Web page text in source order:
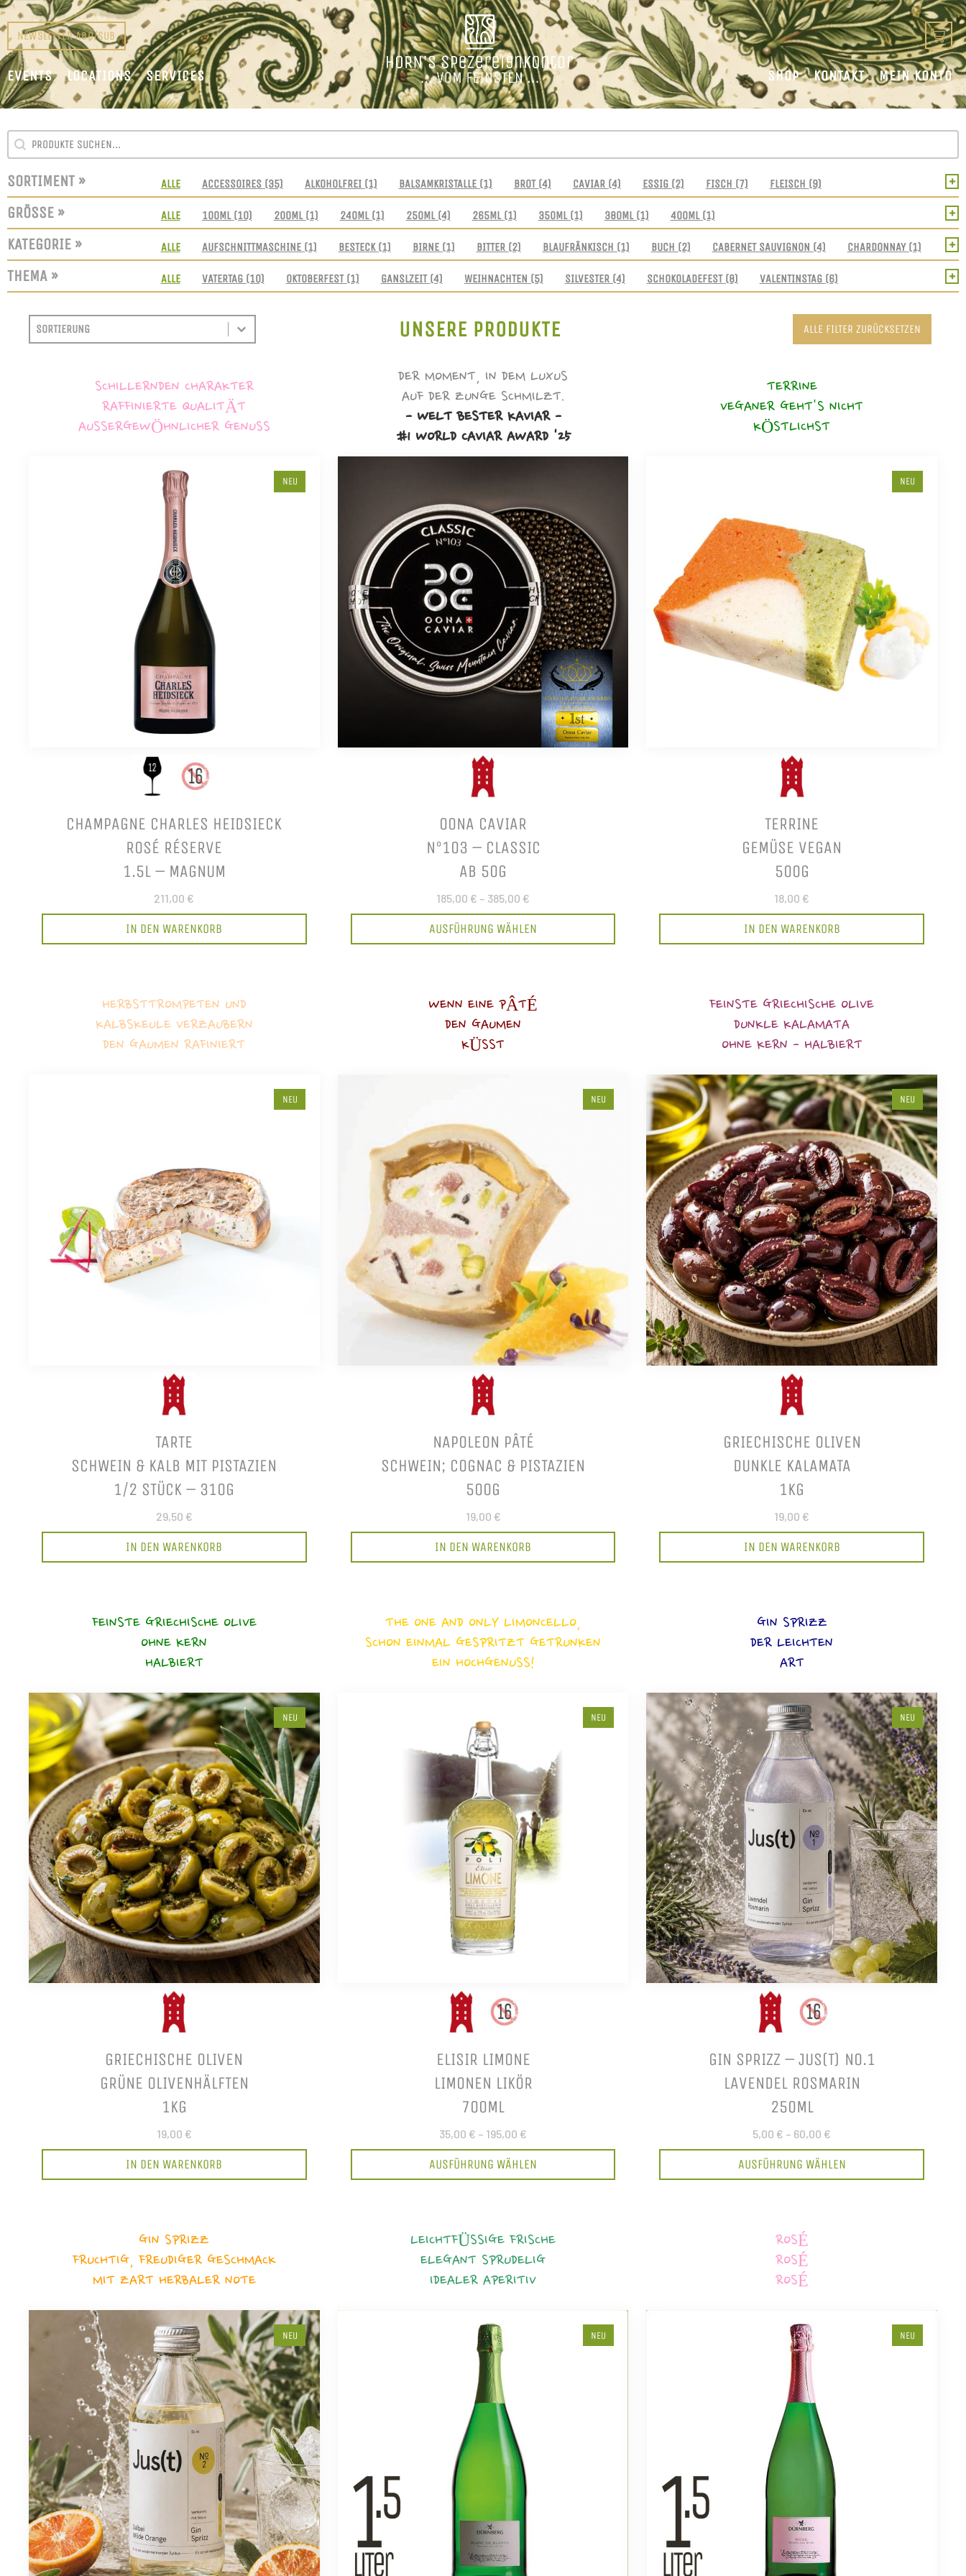
NEWSLETTER ABO/SUB
EVENTS LOCATIONS SERVICES SHOP KONTAKT MEIN KONTO
SUCHFELD
SEARCH CONTENT
SORTIMENT » SORTIMENT
ALLE ACCESSOIRES (35) ALKOHOLFREI (1) BALSAMKRISTALLE (1) BROT (4) CAVIAR (4) ESSIG (2) FISCH (7) FLEISCH (9)
+
GRÖSSE »
GRÖSSEN
ALLE 100ML (10) 200ML (1) 240ML (1) 250ML (4) 265ML (1) 350ML (1) 380ML (1) 400ML (1)
+
KATEGORIE »
KATEGORIE
ALLE AUFSCHNITTMASCHINE (1) BESTECK (1) BIRNE (1) BITTER (2) BLAUFRÄNKISCH (1) BUCH (2) CABERNET SAUVIGNON (4) CHARDONNAY (1)
+
THEMA »
THEMEN
ALLE VATERTAG (10) OKTOBERFEST (1) GANSLZEIT (4) WEIHNACHTEN (5) SILVESTER (4) SCHOKOLADEFEST (8) VALENTINSTAG (6) +
SORTIEREN
SORT CONTENT
SORT CONTENT UNSERE PRODUKTE ALLE FILTER ZURÜCKSETZEN
SCHILLERNDEN CHARAKTER
RAFFINIERTE QUALITÄT
AUSSERGEWÖHNLICHER GENUSS
NEU
CHAMPAGNE CHARLES HEIDSIECK
ROSÉ RÉSERVE
1.5L – MAGNUM
211,00 €
IN DEN WARENKORB
DER MOMENT, IN DEM LUXUS
AUF DER ZUNGE SCHMILZT.
- WELT BESTER KAVIAR -
#1 WORLD CAVIAR AWARD '25
OONA CAVIAR
N°103 – CLASSIC
AB 50G
185,00 € – 385,00 €
AUSFÜHRUNG WÄHLEN
TERRINE
VEGANER GEHT'S NICHT
KÖSTLICHST
NEU
TERRINE
GEMÜSE VEGAN
500G
18,00 €
IN DEN WARENKORB
HERBSTTROMPETEN UND
KALBSKEULE VERZAUBERN
DEN GAUMEN RAFINIERT
NEU
TARTE
SCHWEIN & KALB MIT PISTAZIEN
1/2 STÜCK – 310G
29,50 €
IN DEN WARENKORB
WENN EINE PÂTÉ
DEN GAUMEN
KÜSST
NEU
NAPOLEON PÂTÉ
SCHWEIN; COGNAC & PISTAZIEN
500G
19,00 €
IN DEN WARENKORB
FEINSTE GRIECHISCHE OLIVE
DUNKLE KALAMATA
OHNE KERN - HALBIERT
NEU
GRIECHISCHE OLIVEN
DUNKLE KALAMATA
1KG
19,00 €
IN DEN WARENKORB
FEINSTE GRIECHISCHE OLIVE
OHNE KERN
HALBIERT
NEU
GRIECHISCHE OLIVEN
GRÜNE OLIVENHÄLFTEN
1KG
19,00 €
IN DEN WARENKORB
THE ONE AND ONLY LIMONCELLO,
SCHON EINMAL GESPRITZT GETRUNKEN
EIN HOCHGENUSS!
NEU
ELISIR LIMONE
LIMONEN LIKÖR
700ML
35,00 € – 195,00 €
AUSFÜHRUNG WÄHLEN
GIN SPRIZZ
DER LEICHTEN
ART
NEU
GIN SPRIZZ – JUS(T) NO.1
LAVENDEL ROSMARIN
250ML
5,00 € – 60,00 €
AUSFÜHRUNG WÄHLEN
GIN SPRIZZ
FRUCHTIG, FREUDIGER GESCHMACK
MIT ZART HERBALER NOTE
NEU
LEICHTFÜSSIGE FRISCHE
ELEGANT SPRUDELIG
IDEALER APERITIV
NEU
ROSÉ
ROSÉ
ROSÉ
NEU